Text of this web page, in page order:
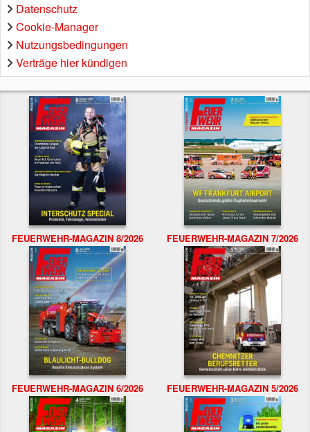
Datenschutz
Cookie-Manager
Nutzungsbedingungen
Verträge hier kündigen
FEUERWEHR-MAGAZIN 8/2026 FEUERWEHR-MAGAZIN 7/2026
FEUERWEHR-MAGAZIN 6/2026 FEUERWEHR-MAGAZIN 5/2026